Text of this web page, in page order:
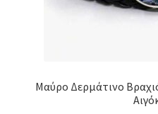
Μαύρο Δερμάτινο